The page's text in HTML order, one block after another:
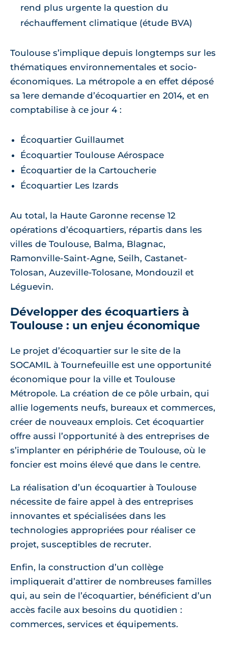
rend plus urgente la question du
réchauffement climatique (étude BVA)
Toulouse s’implique depuis longtemps sur les
thématiques environnementales et socio-
économiques. La métropole a en effet déposé
sa 1ere demande d’écoquartier en 2014, et en
comptabilise à ce jour 4 :
Écoquartier Guillaumet
Écoquartier Toulouse Aérospace
Écoquartier de la Cartoucherie
Écoquartier Les Izards
Au total, la Haute Garonne recense 12
opérations d’écoquartiers, répartis dans les
villes de Toulouse, Balma, Blagnac,
Ramonville-Saint-Agne, Seilh, Castanet-
Tolosan, Auzeville-Tolosane, Mondouzil et
Léguevin.
Développer des écoquartiers à
Toulouse : un enjeu économique
Le projet d’écoquartier sur le site de la
SOCAMIL à Tournefeuille est une opportunité
économique pour la ville et Toulouse
Métropole. La création de ce pôle urbain, qui
allie logements neufs, bureaux et commerces,
créer de nouveaux emplois. Cet écoquartier
offre aussi l’opportunité à des entreprises de
s’implanter en périphérie de Toulouse, où le
foncier est moins élevé que dans le centre.
La réalisation d’un écoquartier à Toulouse
nécessite de faire appel à des entreprises
innovantes et spécialisées dans les
technologies appropriées pour réaliser ce
projet, susceptibles de recruter.
Enfin, la construction d’un collège
impliquerait d’attirer de nombreuses familles
qui, au sein de l’écoquartier, bénéficient d’un
accès facile aux besoins du quotidien :
commerces, services et équipements.